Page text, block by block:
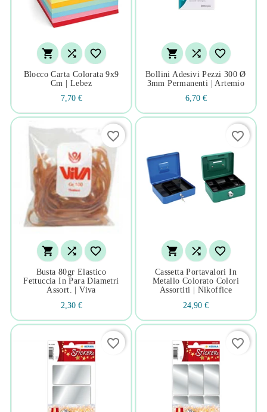
  
Blocco Carta Colorata 9x9
Cm | Lebez
7,70 €
  
Bollini Adesivi Pezzi 300 Ø
3mm Permanenti | Artemio
6,70 €
  
Busta 80gr Elastico
Fettuccia In Para Diametri
Assort. | Viva
2,30 €
favorite_border
  
Cassetta Portavalori In
Metallo Colorato Colori
Assortiti | Nikoffice
24,90 €
favorite_border
favorite_border favorite_border